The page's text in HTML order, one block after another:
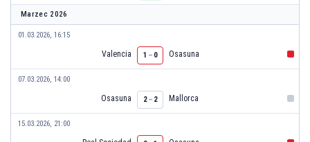
Marzec 2026
01.03.2026, 16:15
Valencia 1 – 0 Osasuna
07.03.2026, 14:00
Osasuna 2– 2 Mallorca
15.03.2026, 21:00